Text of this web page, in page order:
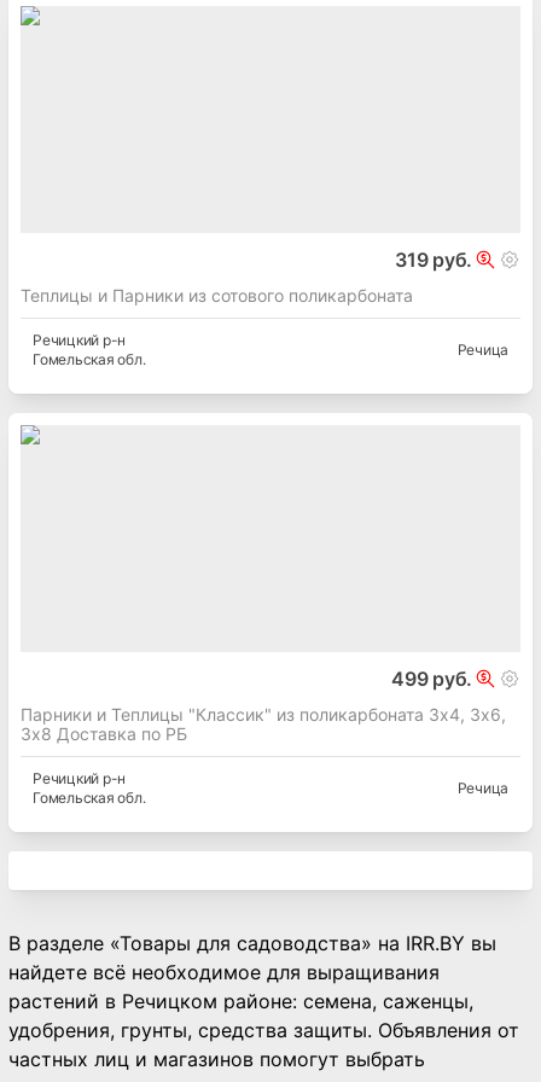
319 руб.
Теплицы и Парники из сотового поликарбоната
Речицкий р-н
Гомельская обл.
Речица
499 руб.
Парники и Теплицы "Классик" из поликарбоната 3х4, 3х6,
3х8 Доставка по РБ
Речицкий р-н
Гомельская обл.
Речица
В разделе «Товары для садоводства» на IRR.BY вы
найдете всё необходимое для выращивания
растений в Речицком районе: семена, саженцы,
удобрения, грунты, средства защиты. Объявления от
частных лиц и магазинов помогут выбрать